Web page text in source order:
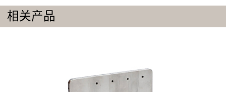
相关产品